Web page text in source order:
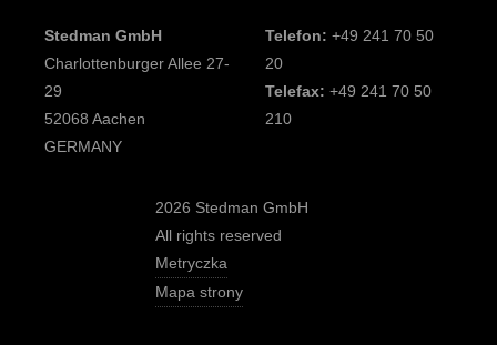
Stedman GmbH
Charlottenburger Allee 27-
29
52068 Aachen
GERMANY
Telefon: +49 241 70 50
20
Telefax: +49 241 70 50
210
2026 Stedman GmbH
All rights reserved
Metryczka
Mapa strony